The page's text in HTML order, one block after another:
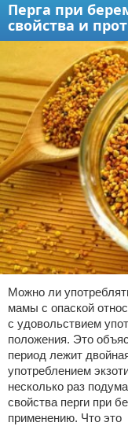
Перга при
свойства и
Можно ли
мамы с опаской
с удовольствием
положения. Это
период лежит
употреблением
несколько раз
свойства перги при
применению. Что это